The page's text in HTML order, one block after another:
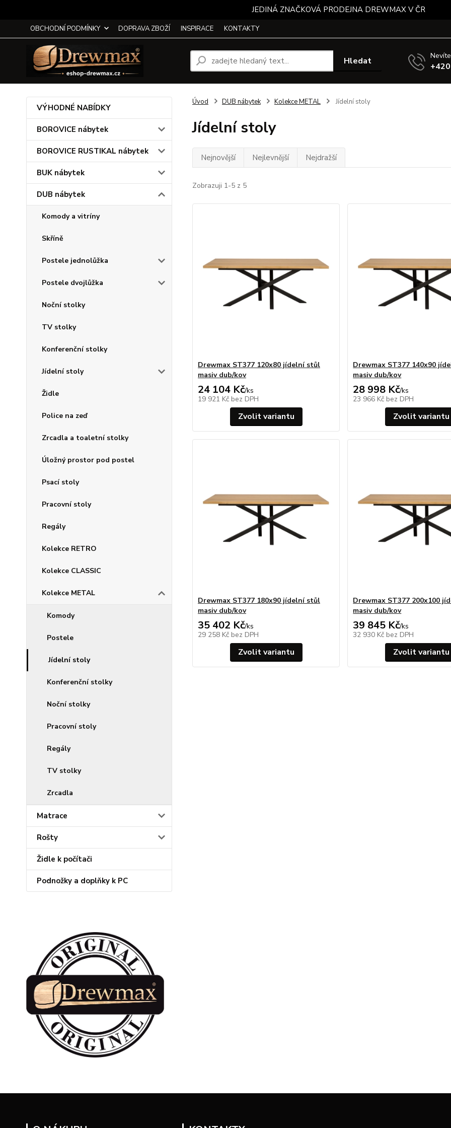
JEDINÁ ZNAČKOVÁ PRODEJNA DREWMAX V ČR
OBCHODNÍ PODMÍNKY DOPRAVA ZBOŽÍ INSPIRACE KONTAKTY
Hledat
VÝHODNÉ NABÍDKY
BOROVICE nábytek
BOROVICE RUSTIKAL nábytek
BUK nábytek
DUB nábytek
Komody a vitríny
Skříně
Postele jednolůžka
Postele dvojlůžka
Noční stolky
TV stolky
Konferenční stolky
Jídelní stoly
Židle
Police na zeď
Zrcadla a toaletní stolky
Úložný prostor pod postel
Psací stoly
Pracovní stoly
Regály
Kolekce RETRO
Kolekce CLASSIC
Kolekce METAL
Komody
Postele
Jídelní stoly
Konferenční stolky
Noční stolky
Pracovní stoly
Regály
TV stolky
Zrcadla
Matrace
Rošty
Židle k počítači
Podnožky a doplňky k PC
Úvod DUB nábytek Kolekce METAL Jídelní stoly
Jídelní stoly
Nejnovější Nejlevnější Nejdražší
Zobrazuji 1-5 z 5
Drewmax ST377 120x80 jídelní stůl
masiv dub/kov
24 104 Kč/ks
19 921 Kč bez DPH
Zvolit variantu
Drewmax ST377 140x90
masiv dub/kov
28 998 Kč/ks
23 966 Kč bez DPH
Zvolit variantu
Drewmax ST377 180x90 jídelní stůl
masiv dub/kov
35 402 Kč/ks
29 258 Kč bez DPH
Zvolit variantu
Drewmax ST377 200x100
masiv dub/kov
39 845 Kč/ks
32 930 Kč bez DPH
Zvolit variantu